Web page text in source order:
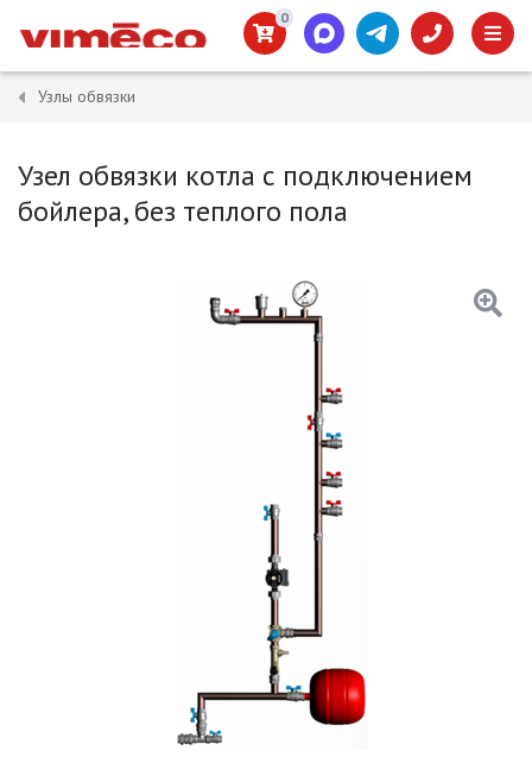
0
Узлы обвязки
Узел обвязки котла с подключением
бойлера, без теплого пола